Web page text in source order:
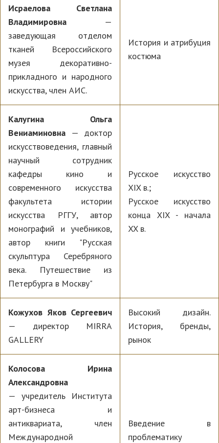
Исраелова Светлана
Владимировна —
заведующая отделом
тканей Всероссийского
музея декоративно-
прикладного и народного
искусства, член АИС.
История и атрибуция
костюма
Калугина Ольга
Вениаминовна — доктор
искусствоведения, главный
научный сотрудник
кафедры кино и
современного искусства
факультета истории
искусства РГГУ, автор
монографий и учебников,
автор книги "Русская
скульптура Серебряного
века. Путешествие из
Петербурга в Москву"
Русское искусство
XIX в.;
Русское искусство
конца XIX - начала
XX в.
Кожухов Яков Сергеевич
— директор MIRRA
GALLERY
Высокий дизайн.
История, бренды,
рынок
Колосова Ирина
Александровна
— учредитель Института
арт-бизнеса и
антиквариата, член
Международной
Введение в
проблематику